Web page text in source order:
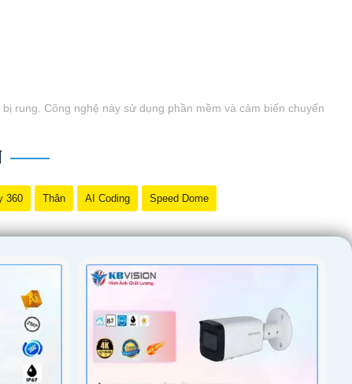
rung. Công nghệ này sử dụng phần mềm và cảm biến chuyển
360 Thân AI Coding Speed Dome